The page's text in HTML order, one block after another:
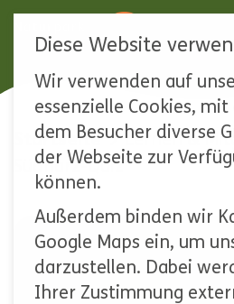
Diese Website
Wir verwenden auf
essenzielle Cookies,
dem Besucher diverse
der Webseite zur
können.
Außerdem binden wir
Google Maps ein, um
darzustellen. Dabei
Ihrer Zustimmung
Navigation
überspringen
Startseite
Lernen &
Südharz-Quiz
SÜDHARZ-